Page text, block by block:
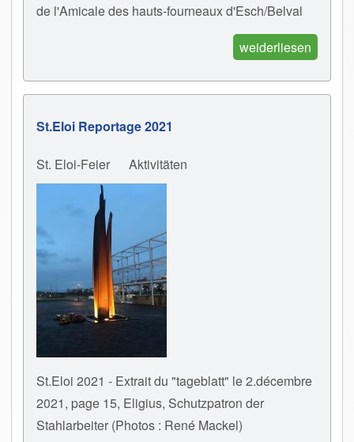
de l'Amicale des hauts-fourneaux d'Esch/Belval
weiderliesen
St.Eloi Reportage 2021
St. Eloi-Feier Aktivitäten
St.Eloi 2021 - Extrait du "tageblatt" le 2.décembre
2021, page 15, Eligius, Schutzpatron der
Stahlarbeiter (Photos : René Mackel)